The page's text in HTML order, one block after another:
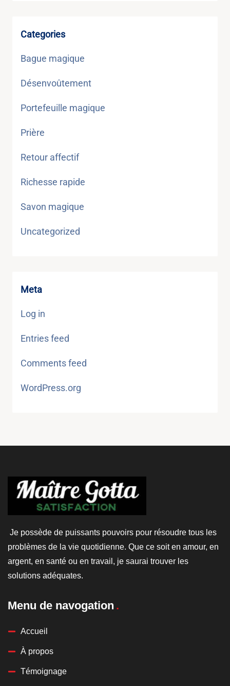
Categories
Bague magique
Désenvoûtement
Portefeuille magique
Prière
Retour affectif
Richesse rapide
Savon magique
Uncategorized
Meta
Log in
Entries feed
Comments feed
WordPress.org
Je possède de puissants pouvoirs pour résoudre tous les
problèmes de la vie quotidienne. Que ce soit en amour, en
argent, en santé ou en travail, je saurai trouver les
solutions adéquates.
Menu de navogation
Accueil
À propos
Témoignage